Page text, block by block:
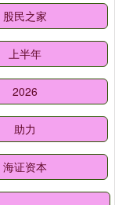
股民之家
上半年
2026
助力
海证资本